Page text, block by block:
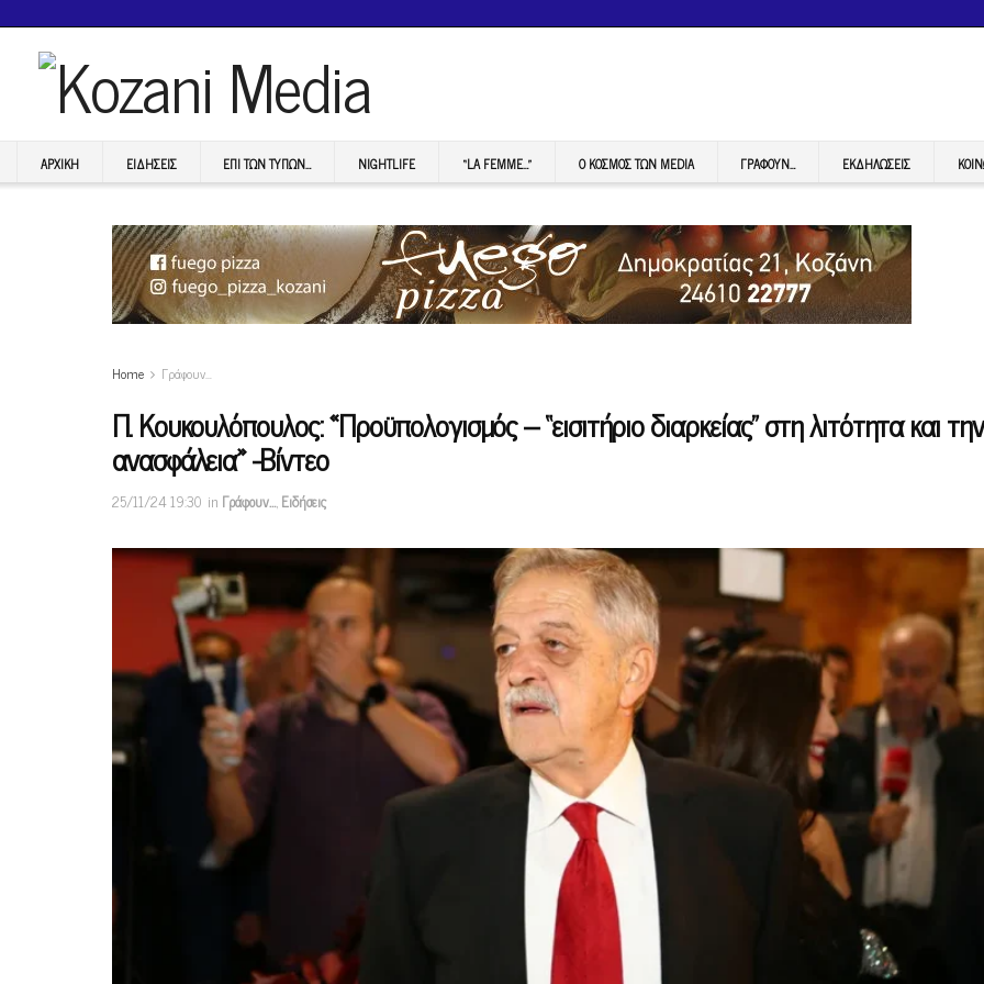
ΑΡΧΙΚΉ ΕΙΔΉΣΕΙΣ ΕΠI ΤΩΝ ΤΥΠΩΝ… NIGHTLIFE “LA FEMME…” Ο ΚΟΣΜΟΣ ΤΩΝ MEDIA ΓΡΆΦΟΥΝ… ΕΚΔΗΛΏΣΕΙΣ
Home Γράφουν…
Π. Κουκουλόπουλος: «Προϋπολογισμός – “εισιτήριο διαρκείας” στη λιτότητα και την
ανασφάλεια» -Βίντεο
25/11/24 19:30 in Γράφουν…,Ειδήσεις